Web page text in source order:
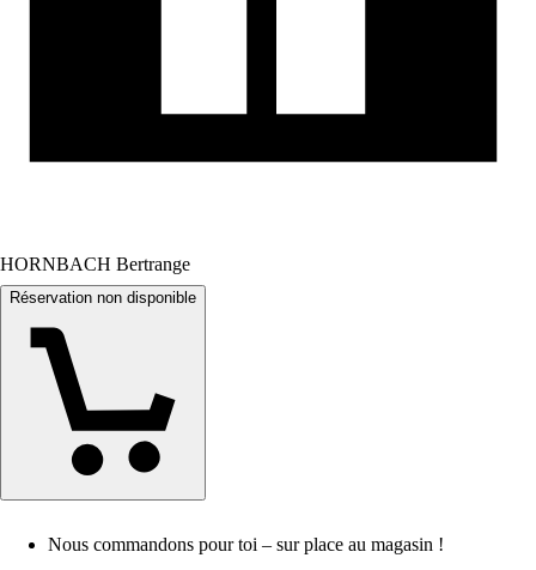
HORNBACH Bertrange
Réservation non disponible
Nous commandons pour toi – sur place au magasin !